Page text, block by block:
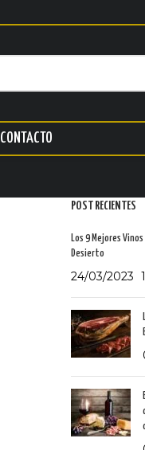
CONTACTO
POST RECIENTES
Los 9 Mejores
Desierto
24/03/2023